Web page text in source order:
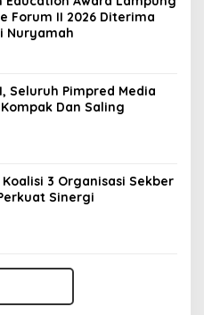
Forum II 2026 Diterima
Nuryamah
Seluruh Pimpred Media
Dan Saling
3 Organisasi Sekber
Sinergi